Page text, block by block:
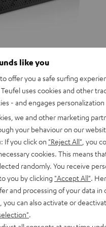
like you
offer you a safe surfing
uses cookies and other
- and engages personalization
we and other marketing
your behaviour on our
If you click on "Reject All" , you
cookies. This means
randomly. You receive
you by clicking "Accept All" .
and processing of your data
you can also activate or